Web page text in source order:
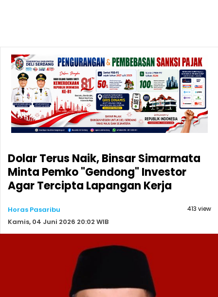
Dolar Terus Naik, Binsar Simarmata
Minta Pemko "Gendong" Investor
Agar Tercipta Lapangan Kerja
Horas Pasaribu
Kamis, 04 Juni 2026 20:02 WIB
413 view